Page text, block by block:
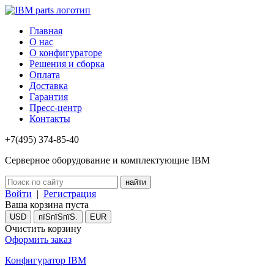
Главная
О нас
О конфигураторе
Решения и сборка
Оплата
Доставка
Гарантия
Пресс-центр
Контакты
+7(495) 374-85-40
Серверное оборудование и комплектующие IBM
Войти | Регистрация
Ваша корзина пуста
USD пїЅпїЅпїЅ. EUR
Очистить корзину
Оформить заказ
Конфигуратор IBM